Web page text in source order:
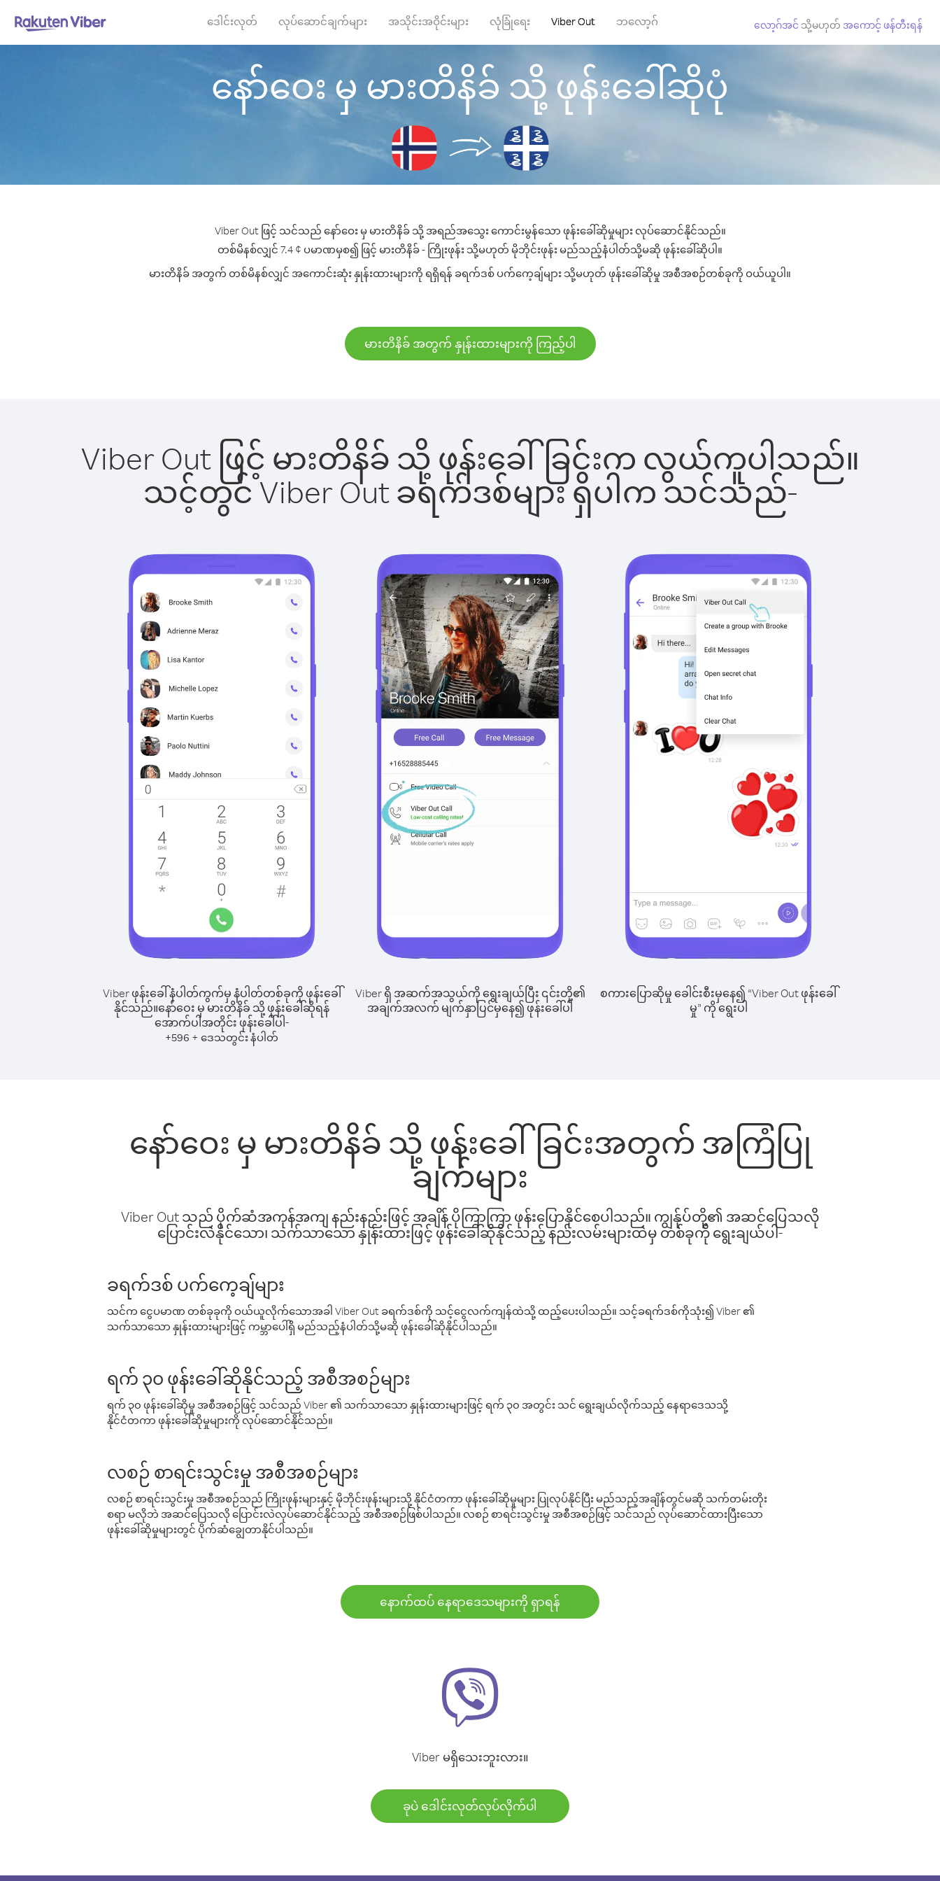
ဒေါင်းလုတ် လုပ်ဆောင်ချက်များ အသိုင်းအဝိုင်းများ လုံခြုံရေး Viber Out ဘလော့ဂ် လော့ဂ်အင် သို့မဟုတ် အကောင့် ဖန်တီးရန်
နော်ဝေး မှ မားတိနိခ် သို့ ဖုန်းခေါ်ဆိုပုံ
Viber Out ဖြင့် သင်သည် နော်ဝေး မှ မားတိနိခ် သို့ အရည်အသွေး ကောင်းမွန်သော ဖုန်းခေါ်ဆိုမှုများ လုပ်ဆောင်နိုင်သည်။
တစ်မိနစ်လျှင် 7.4 ¢ ပမာဏမှစ၍ ဖြင့် မားတိနိခ် - ကြိုးဖုန်း သို့မဟုတ် မိုဘိုင်းဖုန်း မည်သည့်နံပါတ်သို့မဆို ဖုန်းခေါ်ဆိုပါ။
မားတိနိခ် အတွက် တစ်မိနစ်လျှင် အကောင်းဆုံး နှုန်းထားများကို ရရှိရန် ခရက်ဒစ် ပက်ကေ့ချ်များ သို့မဟုတ် ဖုန်းခေါ်ဆိုမှု အစီအစဉ်တစ်ခုကို ဝယ်ယူပါ။
မားတိနိခ် အတွက် နှုန်းထားများကို ကြည့်ပါ
Viber Out ဖြင့် မားတိနိခ် သို့ ဖုန်းခေါ်ခြင်းက လွယ်ကူပါသည်။
သင့်တွင် Viber Out ခရက်ဒစ်များ ရှိပါက သင်သည်-
Viber ဖုန်းခေါ်နံပါတ်ကွက်မှ နံပါတ်တစ်ခုကို ဖုန်းခေါ်
နိုင်သည်။နော်ဝေး မှ မားတိနိခ် သို့ ဖုန်းခေါ်ဆိုရန်
အောက်ပါအတိုင်း ဖုန်းခေါ်ပါ-
+596 + ဒေသတွင်း နံပါတ်
Viber ရှိ အဆက်အသွယ်ကို ရွေးချယ်ပြီး ၎င်းတို့၏
အချက်အလက် မျက်နှာပြင်မှနေ၍ ဖုန်းခေါ်ပါ
စကားပြောဆိုမှု ခေါင်းစီးမှနေ၍ “Viber Out ဖုန်းခေါ်
မှု” ကို ရွေးပါ
နော်ဝေး မှ မားတိနိခ် သို့ ဖုန်းခေါ်ခြင်းအတွက် အကြံပြု
ချက်များ
Viber Out သည် ပိုက်ဆံအကုန်အကျ နည်းနည်းဖြင့် အချိန် ပိုကြာကြာ ဖုန်းပြောနိုင်စေပါသည်။ ကျွန်ုပ်တို့၏ အဆင်ပြေသလို
ပြောင်းလဲနိုင်သော၊ သက်သာသော နှုန်းထားဖြင့် ဖုန်းခေါ်ဆိုနိုင်သည့် နည်းလမ်းများထဲမှ တစ်ခုကို ရွေးချယ်ပါ-
ခရက်ဒစ် ပက်ကေ့ချ်များ
သင်က ငွေပမာဏ တစ်ခုခုကို ဝယ်ယူလိုက်သောအခါ Viber Out ခရက်ဒစ်ကို သင့်ငွေလက်ကျန်ထဲသို့ ထည့်ပေးပါသည်။ သင့်ခရက်ဒစ်ကိုသုံး၍ Viber ၏
သက်သာသော နှုန်းထားများဖြင့် ကမ္ဘာပေါ်ရှိ မည်သည့်နံပါတ်သို့မဆို ဖုန်းခေါ်ဆိုနိုင်ပါသည်။
ရက် ၃၀ ဖုန်းခေါ်ဆိုနိုင်သည့် အစီအစဉ်များ
ရက် ၃၀ ဖုန်းခေါ်ဆိုမှု အစီအစဉ်ဖြင့် သင်သည် Viber ၏ သက်သာသော နှုန်းထားများဖြင့် ရက် ၃၀ အတွင်း သင် ရွေးချယ်လိုက်သည့် နေရာဒေသသို့
နိုင်ငံတကာ ဖုန်းခေါ်ဆိုမှုများကို လုပ်ဆောင်နိုင်သည်။
လစဉ် စာရင်းသွင်းမှု အစီအစဉ်များ
လစဉ် စာရင်းသွင်းမှု အစီအစဉ်သည် ကြိုးဖုန်းများနှင့် မိုဘိုင်းဖုန်းများသို့ နိုင်ငံတကာ ဖုန်းခေါ်ဆိုမှုများ ပြုလုပ်နိုင်ပြီး မည်သည့်အချိန်တွင်မဆို သက်တမ်းတိုး
စရာ မလိုဘဲ အဆင်ပြေသလို ပြောင်းလဲလုပ်ဆောင်နိုင်သည့် အစီအစဉ်ဖြစ်ပါသည်။ လစဉ် စာရင်းသွင်းမှု အစီအစဉ်ဖြင့် သင်သည် လုပ်ဆောင်ထားပြီးသော
ဖုန်းခေါ်ဆိုမှုများတွင် ပိုက်ဆံချွေတာနိုင်ပါသည်။
နောက်ထပ် နေရာဒေသများကို ရှာရန်
Viber မရှိသေးဘူးလား။
ခုပဲ ဒေါင်းလုတ်လုပ်လိုက်ပါ